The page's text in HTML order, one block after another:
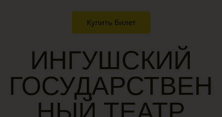
Купить билет
ИНГУШСКИЙ
ГОСУДАРСТВЕН